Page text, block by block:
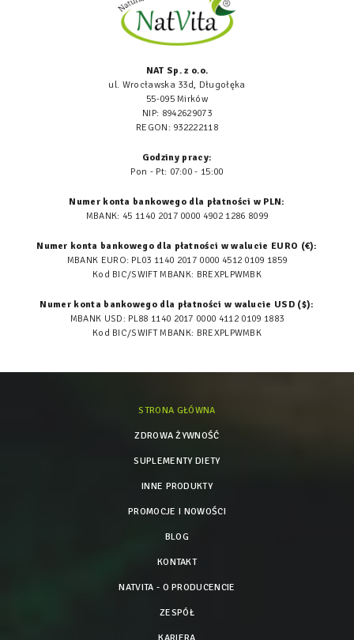
NAT Sp. z o.o.
ul. Wrocławska 33d, Długołęka
55-095 Mirków
NIP: 8942629073
REGON: 932222118
Godziny pracy:
Pon - Pt: 07:00 - 15:00
Numer konta bankowego dla płatności w PLN:
MBANK: 45 1140 2017 0000 4902 1286 8099
Numer konta bankowego dla płatności w walucie EURO (€):
MBANK EURO: PL03 1140 2017 0000 4512 0109 1859
Kod BIC/SWIFT MBANK: BREXPLPWMBK
Numer konta bankowego dla płatności w walucie USD ($):
MBANK USD: PL88 1140 2017 0000 4112 0109 1883
Kod BIC/SWIFT MBANK: BREXPLPWMBK
STRONA GŁÓWNA
ZDROWA ŻYWNOŚĆ
SUPLEMENTY DIETY
INNE PRODUKTY
PROMOCJE I NOWOŚCI
BLOG
KONTAKT
NATVITA - O PRODUCENCIE
ZESPÓŁ